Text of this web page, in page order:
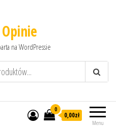
Opinie
na WordPressie
Menu
0
0,00zł